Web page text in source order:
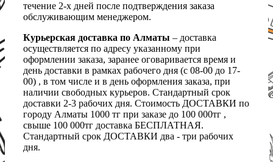
течение 2-х дней после подтверждения заказа
обслуживающим менеджером.
Курьерская доставка по Алматы – доставка
осуществляется по адресу указанному при
оформлении заказа, заранее оговаривается время и
день доставки в рамках рабочего дня (с 08-00 до 17-
00) , в том числе и в день оформления заказа, при
наличии свободных курьеров. Стандартный срок
доставки 2-3 рабочих дня. Стоимость ДОСТАВКИ по
городу Алматы 1000 тг при заказе до 100 000тг ,
свыше 100 000тг доставка БЕСПЛАТНАЯ.
Стандартный срок ДОСТАВКИ два - три рабочих
дня.